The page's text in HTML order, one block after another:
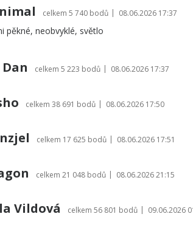
celkem 5 740 bodů | 08.06.2026 17:37
pěkné, neobvyklé, světlo
celkem 5 223 bodů | 08.06.2026 17:37
celkem 38 691 bodů | 08.06.2026 17:50
celkem 17 625 bodů | 08.06.2026 17:51
celkem 21 048 bodů | 08.06.2026 21:15
Vildová celkem 56 801 bodů | 09.06.2026